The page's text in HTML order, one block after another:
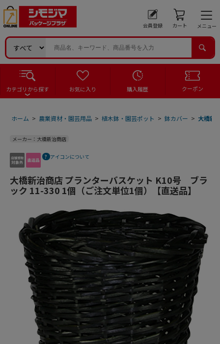
会員登録 カート メニュー
カテゴリから探す お気に入り 購入履歴 クーポン
ホーム > 農業資材・園芸用品 > 植木鉢・園芸ポット > 鉢カバー > 大橋新
メーカー：大橋新治商店
アイコンについて
大橋新治商店 プランターバスケット K10号 ブラ
ック 11-330 1個（ご注文単位1個）【直送品】